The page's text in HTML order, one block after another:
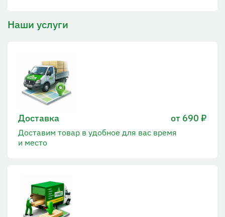
Наши услуги
Доставка от 690 ₽
Доставим товар в удобное для вас время
и место